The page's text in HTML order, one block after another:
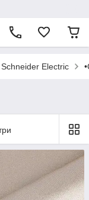
Schneider Electric